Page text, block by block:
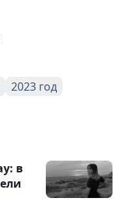
2023 год
в